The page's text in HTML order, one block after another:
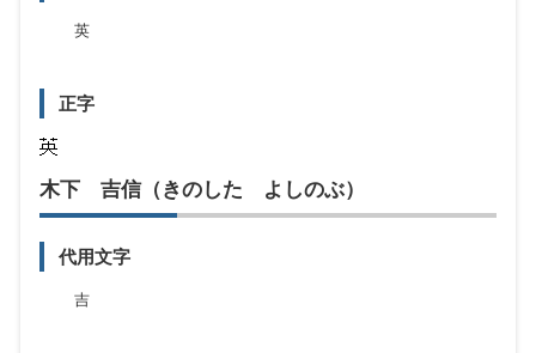
英
正字
木下 吉信（きのした よしのぶ）
代用文字
吉